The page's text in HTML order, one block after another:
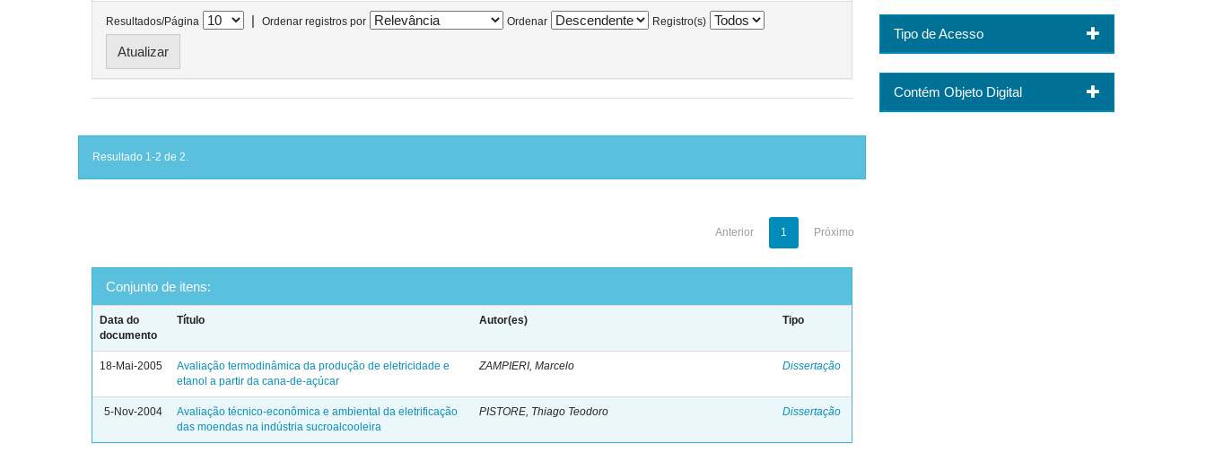
Resultados/Página | Ordenar registros por Ordenar Registro(s)
Resultado 1-2 de 2.
Anterior 1 Próximo
Conjunto de itens:
Data do
documento
Título Autor(es) Tipo
18-Mai-2005
Avaliação termodinâmica da produção de eletricidade e
etanol a partir da cana-de-açúcar
ZAMPIERI, Marcelo Dissertação
5-Nov-2004
Avaliação técnico-econômica e ambiental da eletrificação
das moendas na indústria sucroalcooleira
PISTORE, Thiago Teodoro Dissertação
Tipo de Acesso
Contém Objeto Digital